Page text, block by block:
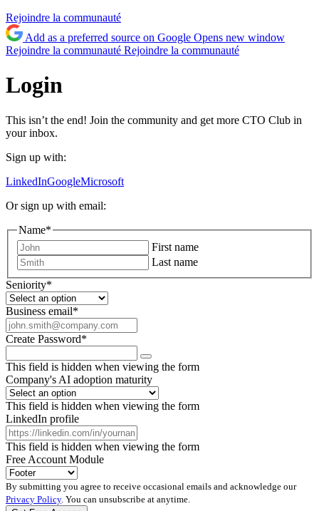
Rejoindre la communauté
Add as a preferred source on Google Opens new window
Rejoindre la communauté Rejoindre la communauté
Login
This isn’t the end! Join the community and get more CTO Club in
your inbox.
Sign up with:
LinkedInGoogleMicrosoft
Or sign up with email:
Name*
First name
Last name
Seniority*
Business email*
Create Password*
This field is hidden when viewing the form
Company's AI adoption maturity
This field is hidden when viewing the form
LinkedIn profile
This field is hidden when viewing the form
Free Account Module
By submitting you agree to receive occasional emails and acknowledge our
Privacy Policy. You can unsubscribe at anytime.